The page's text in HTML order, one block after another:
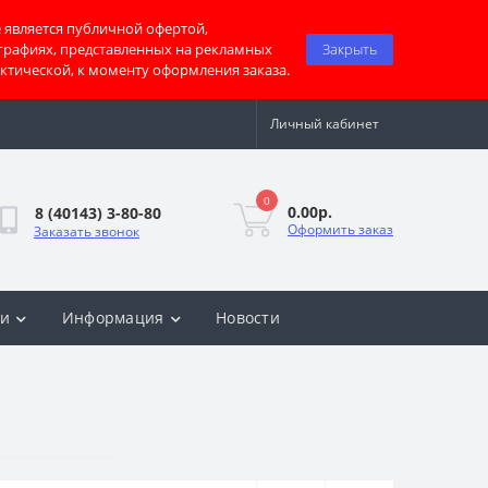
публичной офертой,
представленных на рекламных
к моменту оформления заказа.
Закрыть
Личный кабинет
8 (40143) 3-80-80
Заказать звонок
0
0.00р.
Оформить заказ
Информация Новости